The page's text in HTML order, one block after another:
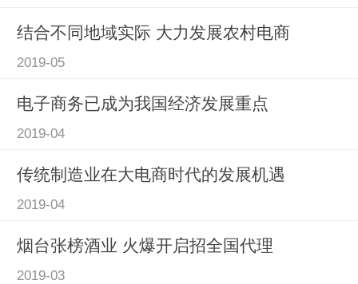
结合不同地域实际 大力发展农村电商
2019-05
电子商务已成为我国经济发展重点
2019-04
传统制造业在大电商时代的发展机遇
2019-04
烟台张榜酒业 火爆开启招全国代理
2019-03